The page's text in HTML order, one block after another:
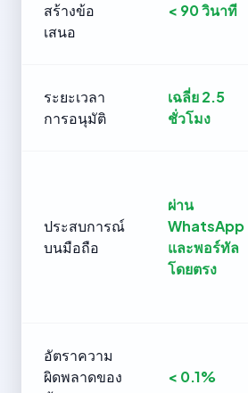
สร้างข้อ
เสนอ
< 90 วินาที
ระยะเวลา
การอนุมัติ
เฉลี่ย 2.5
ชั่วโมง
ประสบการณ์
บนมือถือ
ผ่าน
WhatsApp
และพอร์ทัล
โดยตรง
อัตราความ
ผิดพลาดของ
< 0.1%